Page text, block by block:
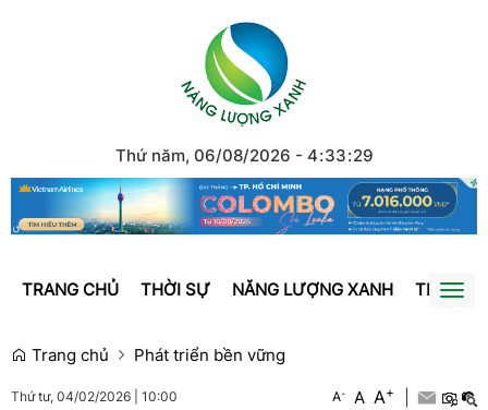
Thứ năm, 06/08/2026 - 4:33:29
TRANG CHỦ THỜI SỰ NĂNG LƯỢNG XANH TRÁI
Trang chủ
Phát triển bền vững
Thứ tư, 04/02/2026 10:00 A- A A+